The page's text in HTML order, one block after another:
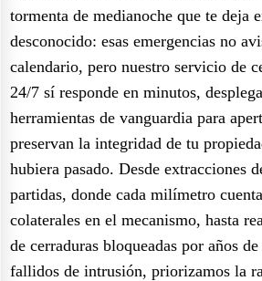
tormenta de medianoche que te deja
desconocido: esas emergencias no
calendario, pero nuestro servicio de
24/7 sí responde en minutos,
herramientas de vanguardia para
preservan la integridad de tu
hubiera pasado. Desde extracciones
partidas, donde cada milímetro
colaterales en el mecanismo, hasta
de cerraduras bloqueadas por años
fallidos de intrusión, priorizamos la